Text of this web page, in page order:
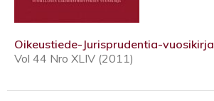
Oikeustiede-Jurisprudentia-vuosikirja
Vol 44 Nro XLIV (2011)